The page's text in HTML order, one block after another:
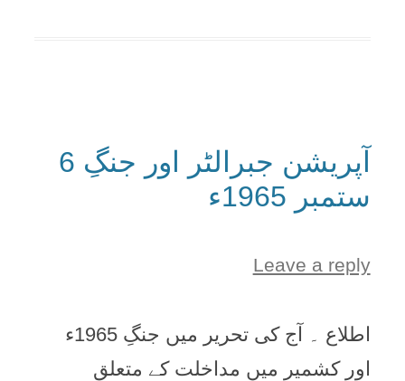
آپریشن جبرالٹر اور جنگِ 6
ستمبر 1965ء
Leave a reply
اطلاع ۔ آج کی تحرير ميں جنگِ 1965ء
اور کشمير ميں مداخلت کے متعلق